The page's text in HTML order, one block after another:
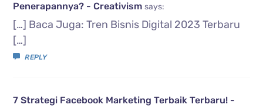
Penerapannya? - Creativism says:
[…] Baca Juga: Tren Bisnis Digital 2023 Terbaru
[…]
REPLY
7 Strategi Facebook Marketing Terbaik Terbaru! -